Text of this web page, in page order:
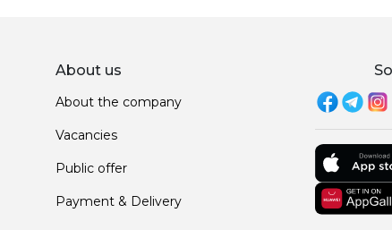
About us
About the company
Vacancies
Public offer
Payment & Delivery